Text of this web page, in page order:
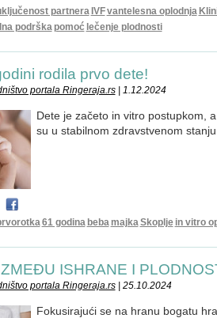
partnera IVFvantelesna oplodnja
podrška pomoć lečenje plodnosti
rodila prvo dete!
portala Ringeraja.rs| 1.12.2024
Dete je začeto in vitro postupkom,
su u stabilnom zdravstvenom stanju.
61 godina beba majkaSkoplje in vitro
ISHRANE I
portala Ringeraja.rs| 25.10.2024
Fokusirajući se na hranu bogatu